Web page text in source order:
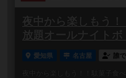
夜中から楽しもう
放題オールナイトボ
愛知県 名古屋 誰
夜中から楽しもう！！駄菓子食